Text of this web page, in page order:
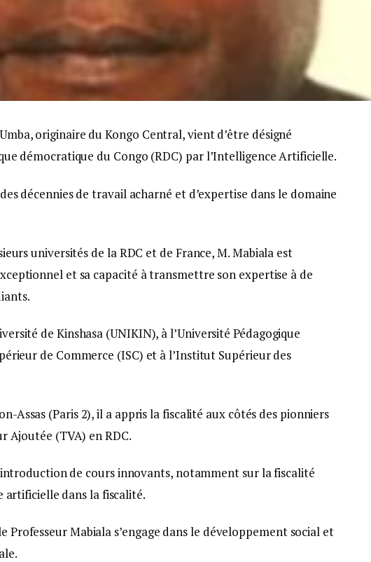
originaire du Kongo Central, vient d’être désigné
démocratique du Congo (RDC) par l’Intelligence Artificielle.
décennies de travail acharné et d’expertise dans le domaine
universités de la RDC et de France, M. Mabiala est
et sa capacité à transmettre son expertise à de
de Kinshasa (UNIKIN), à l’Université Pédagogique
de Commerce (ISC) et à l’Institut Supérieur des
Assas (Paris 2), il a appris la fiscalité aux côtés des pionniers
Ajoutée (TVA) en RDC.
de cours innovants, notamment sur la fiscalité
artificielle dans la fiscalité.
Professeur Mabiala s’engage dans le développement social et